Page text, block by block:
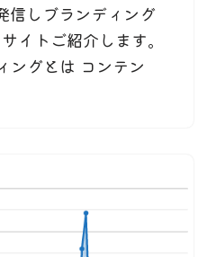
しブランディング
イトご紹介します。
ングとは コンテン